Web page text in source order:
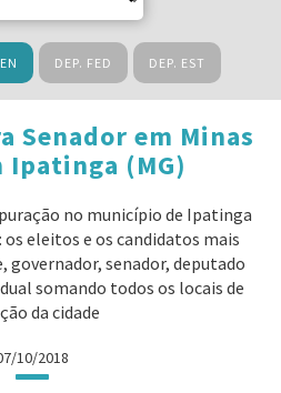
DEP. FED DEP. EST
Senador em Minas
Ipatinga (MG)
no município de Ipatinga
os eleitos e os candidatos mais
governador, senador, deputado
somando todos os locais de
da cidade
10/2018